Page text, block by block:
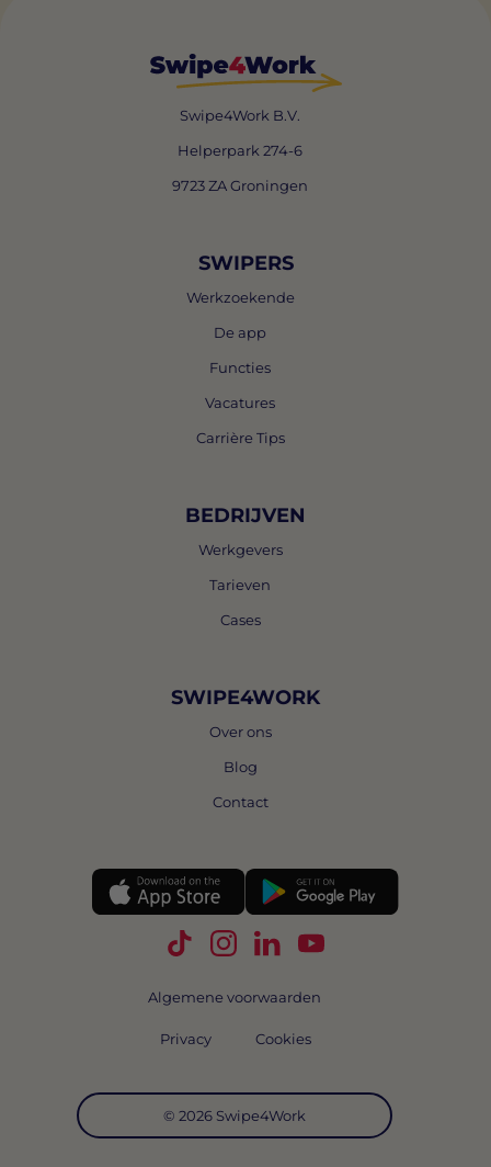
Swipe4Work B.V.
Helperpark 274-6
9723 ZA Groningen
SWIPERS
Werkzoekende
De app
Functies
Vacatures
Carrière Tips
BEDRIJVEN
Werkgevers
Tarieven
Cases
SWIPE4WORK
Over ons
Blog
Contact
Volg Swipe4Work op TikTok
Volg Swipe4Work op
Volg Swipe4Work op
Volg Swipe4Work
© 2026 Swipe4Work
Algemene voorwaarden
Privacy Cookies